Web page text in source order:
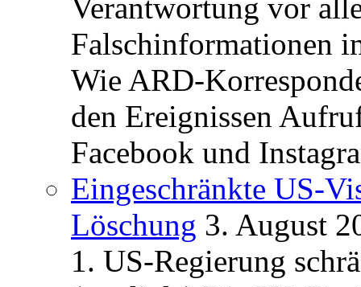
Verantwortung vor
Falschinformationen
Wie ARD-
den Ereignissen
Facebook und
Eingeschränkte US-
Löschung 3. August
1. US-Regierung